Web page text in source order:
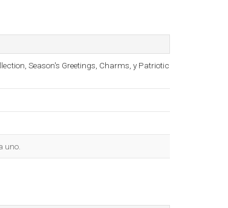
Season's Greetings, Charms, y Patriotic
uno.